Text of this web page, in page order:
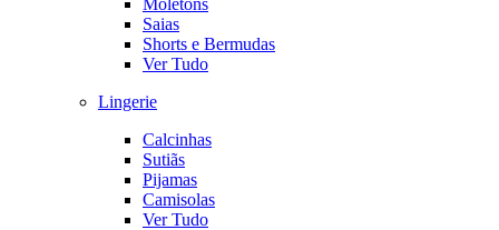
Saias
Shorts e Bermudas
Ver Tudo
Lingerie
Calcinhas
Sutiãs
Pijamas
Camisolas
Ver Tudo